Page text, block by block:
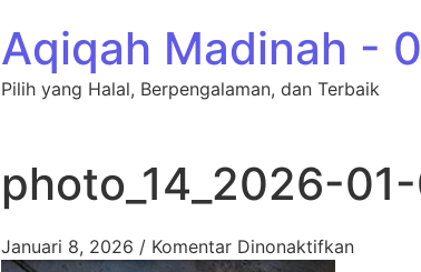
Aqiqah Madinah -
Pilih yang Halal, Berpengalaman, dan Terbaik
photo_14_2026-
Januari 8, 2026 / Komentar Dinonaktifkanpada